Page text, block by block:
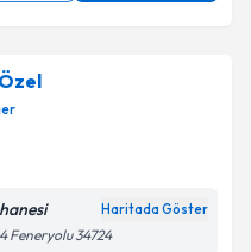
Haritada Göster
Feneryolu 34724